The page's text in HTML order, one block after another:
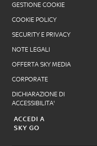
GESTIONE COOKIE
COOKIE POLICY
SECURITY E PRIVACY
NOTE LEGALI
OFFERTA SKY MEDIA
CORPORATE
DICHIARAZIONE DI
ACCESSIBILITA'
ACCEDI A
SKY GO